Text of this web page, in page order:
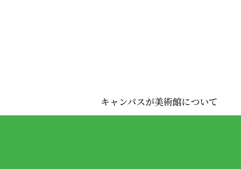
キャンパスが美術館について